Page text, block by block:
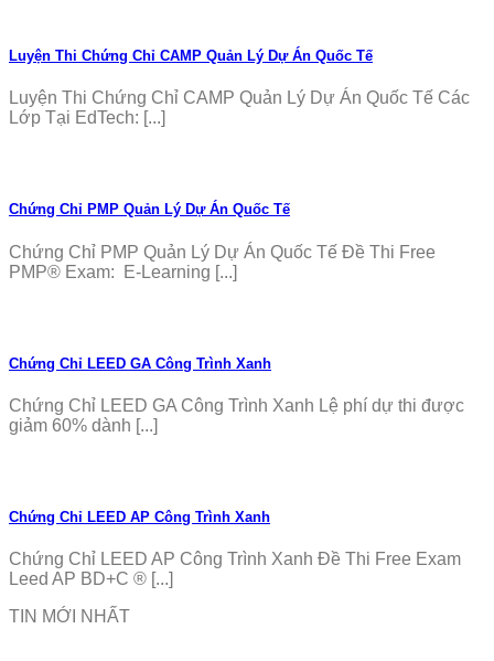
Luyện Thi Chứng Chỉ CAMP Quản Lý Dự Án Quốc Tế
Luyện Thi Chứng Chỉ CAMP Quản Lý Dự Án Quốc Tế Các
Lớp Tại EdTech: [...]
Chứng Chỉ PMP Quản Lý Dự Án Quốc Tế
Chứng Chỉ PMP Quản Lý Dự Án Quốc Tế Đề Thi Free
PMP® Exam: E-Learning [...]
Chứng Chỉ LEED GA Công Trình Xanh
Chứng Chỉ LEED GA Công Trình Xanh Lệ phí dự thi được
giảm 60% dành [...]
Chứng Chỉ LEED AP Công Trình Xanh
Chứng Chỉ LEED AP Công Trình Xanh Đề Thi Free Exam
Leed AP BD+C ® [...]
TIN MỚI NHẤT